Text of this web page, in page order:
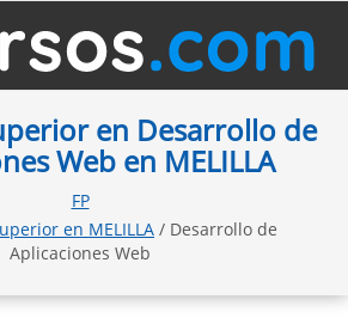
en Desarrollo de
Web en MELILLA
FP
en MELILLA / Desarrollo de
Aplicaciones Web